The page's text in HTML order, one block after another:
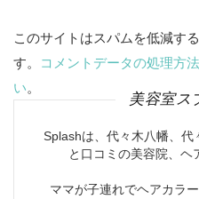
このサイトはスパムを低減す
す。 コメントデータの処理方
い。
美容室ス
Splashは、代々木八幡、代
と口コミの美容院、ヘ
ママが子連れでヘアカラ